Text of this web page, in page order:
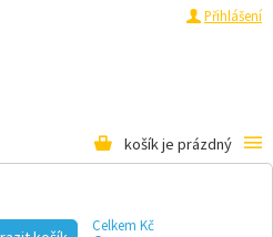
Přihlášení
košík je prázdný
Celkem Kč
GEOGRAF